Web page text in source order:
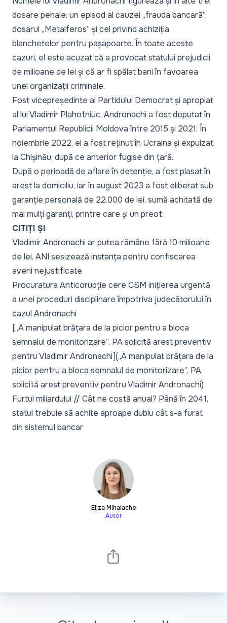
dosare penale: un episod al cauzei „frauda bancară”,
dosarul „Metalferos” și cel privind achiziția
blanchetelor pentru pașapoarte. În toate aceste
cazuri, el este acuzat că a provocat statului prejudicii
de milioane de lei și că ar fi spălat bani în favoarea
unei organizații criminale.
Fost vicepreședinte al Partidului Democrat și apropiat
al lui Vladimir Plahotniuc, Andronachi a fost deputat în
Parlamentul Republicii Moldova între 2015 și 2021. În
noiembrie 2022, el a fost reținut în Ucraina și expulzat
la Chișinău, după ce anterior fugise din țară.
După o perioadă de aflare în detenție, a fost plasat în
arest la domiciliu, iar în august 2023 a fost eliberat sub
garanție personală de 22.000 de lei, sumă achitată de
mai mulți garanți, printre care și un preot.
CITIȚI ȘI:
Vladimir Andronachi ar putea rămâne fără 10 milioane
de lei. ANI sesizează instanța pentru confiscarea
averii nejustificate
Procuratura Anticorupție cere CSM inițierea urgentă
a unei proceduri disciplinare împotriva judecătorului în
cazul Andronachi
[„A manipulat brățara de la picior pentru a bloca
semnalul de monitorizare”. PA solicită arest preventiv
pentru Vladimir Andronachi](„A manipulat brățara de la
picior pentru a bloca semnalul de monitorizare”. PA
solicită arest preventiv pentru Vladimir Andronachi)
Furtul miliardului // Cât ne costă anual? Până în 2041,
statul trebuie să achite aproape dublu cât s-a furat
din sistemul bancar
Eliza Mihalache
Autor